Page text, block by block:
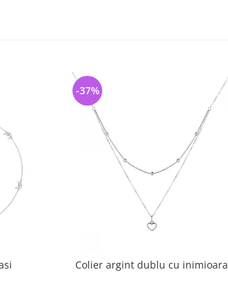
Colier argint dublu cu inimioara
-37%